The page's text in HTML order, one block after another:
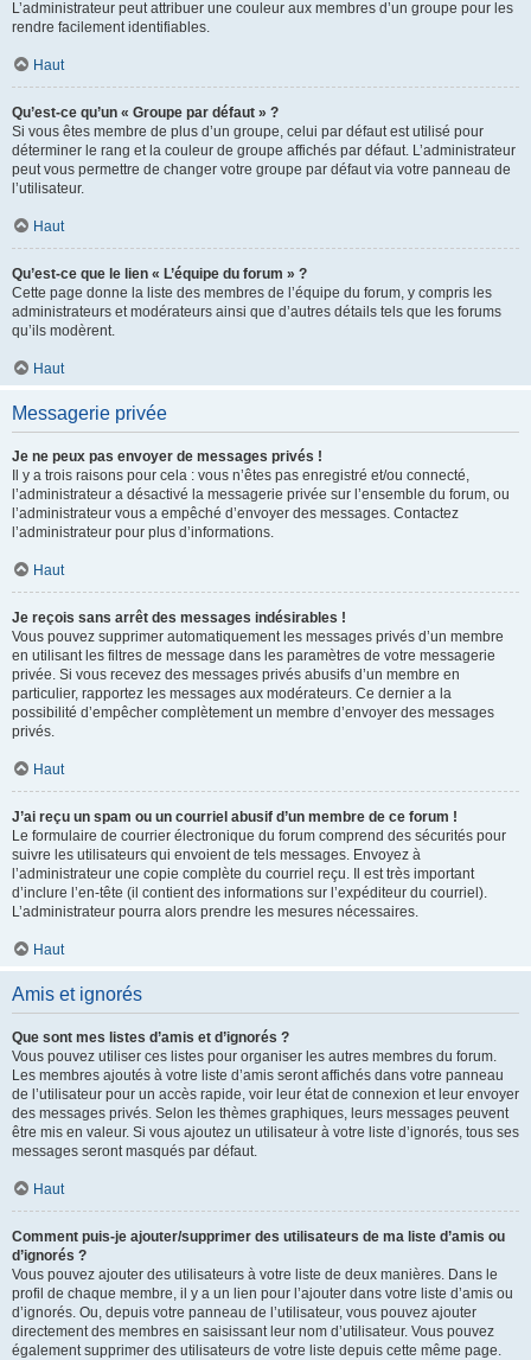
L’administrateur peut attribuer une couleur aux membres d’un groupe pour les
rendre facilement identifiables.
Haut
Qu’est-ce qu’un « Groupe par défaut » ?
Si vous êtes membre de plus d’un groupe, celui par défaut est utilisé pour
déterminer le rang et la couleur de groupe affichés par défaut. L’administrateur
peut vous permettre de changer votre groupe par défaut via votre panneau de
l’utilisateur.
Haut
Qu’est-ce que le lien « L’équipe du forum » ?
Cette page donne la liste des membres de l’équipe du forum, y compris les
administrateurs et modérateurs ainsi que d’autres détails tels que les forums
qu’ils modèrent.
Haut
Messagerie privée
Je ne peux pas envoyer de messages privés !
Il y a trois raisons pour cela : vous n’êtes pas enregistré et/ou connecté,
l’administrateur a désactivé la messagerie privée sur l’ensemble du forum, ou
l’administrateur vous a empêché d’envoyer des messages. Contactez
l’administrateur pour plus d’informations.
Haut
Je reçois sans arrêt des messages indésirables !
Vous pouvez supprimer automatiquement les messages privés d’un membre
en utilisant les filtres de message dans les paramètres de votre messagerie
privée. Si vous recevez des messages privés abusifs d’un membre en
particulier, rapportez les messages aux modérateurs. Ce dernier a la
possibilité d’empêcher complètement un membre d’envoyer des messages
privés.
Haut
J’ai reçu un spam ou un courriel abusif d’un membre de ce forum !
Le formulaire de courrier électronique du forum comprend des sécurités pour
suivre les utilisateurs qui envoient de tels messages. Envoyez à
l’administrateur une copie complète du courriel reçu. Il est très important
d’inclure l’en-tête (il contient des informations sur l’expéditeur du courriel).
L’administrateur pourra alors prendre les mesures nécessaires.
Haut
Amis et ignorés
Que sont mes listes d’amis et d’ignorés ?
Vous pouvez utiliser ces listes pour organiser les autres membres du forum.
Les membres ajoutés à votre liste d’amis seront affichés dans votre panneau
de l’utilisateur pour un accès rapide, voir leur état de connexion et leur envoyer
des messages privés. Selon les thèmes graphiques, leurs messages peuvent
être mis en valeur. Si vous ajoutez un utilisateur à votre liste d’ignorés, tous ses
messages seront masqués par défaut.
Haut
Comment puis-je ajouter/supprimer des utilisateurs de ma liste d’amis ou
d’ignorés ?
Vous pouvez ajouter des utilisateurs à votre liste de deux manières. Dans le
profil de chaque membre, il y a un lien pour l’ajouter dans votre liste d’amis ou
d’ignorés. Ou, depuis votre panneau de l’utilisateur, vous pouvez ajouter
directement des membres en saisissant leur nom d’utilisateur. Vous pouvez
également supprimer des utilisateurs de votre liste depuis cette même page.